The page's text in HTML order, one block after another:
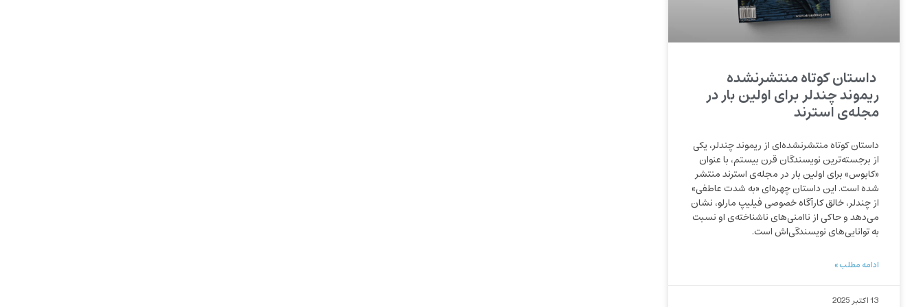
داستان کوتاه منتشرنشده‌
ریموند چندلر برای اولین بار در
مجله‌ی استرند
داستان کوتاه منتشرنشده‌ای از ریموند چندلر، یکی
از برجسته‌ترین نویسندگان قرن بیستم، با عنوان
«کابوس» برای اولین بار در مجله‌ی استرند منتشر
شده است. این داستان چهره‌ای «به شدت عاطفی»
از چندلر، خالق کارآگاه خصوصی فیلیپ مارلو، نشان
می‌دهد و حاکی از ناامنی‌های ناشناخته‌ی او نسبت
به توانایی‌های نویسندگی‌اش است.
ادامه مطلب »
13 اکتبر 2025